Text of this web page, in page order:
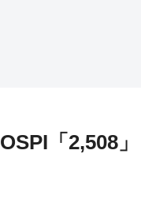
「2,508」